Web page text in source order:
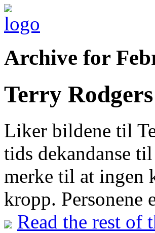
Archive for
Terry Rodgers
Liker bildene til
tids dekandanse
merke til at ingen
kropp. Personene
Read the rest of